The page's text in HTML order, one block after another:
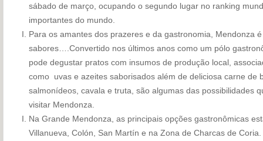
sábado de março, ocupando o segundo lugar no ranking
importantes do mundo.
Para os amantes dos prazeres e da gastronomia, Mendonza
sabores….Convertido nos últimos anos como um pólo
pode degustar pratos com insumos de produção local,
como uvas e azeites saborisados além de deliciosa carne de
salmonídeos, cavala e truta, são algumas das possibilidades
visitar Mendonza.
Na Grande Mendonza, as principais opções gastronômicas
Villanueva, Colón, San Martín e na Zona de Charcas de Coria.